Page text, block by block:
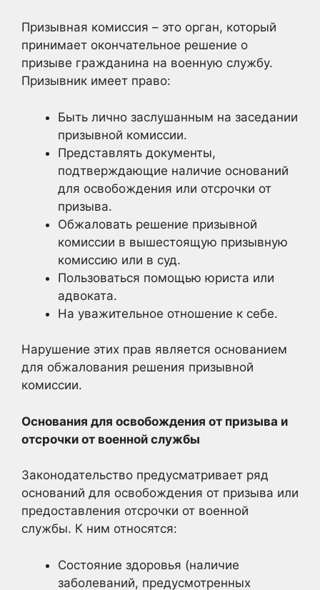
Призывная комиссия – это орган, который
принимает окончательное решение о
призыве гражданина на военную службу.
Призывник имеет право:
Быть лично заслушанным на заседании
призывной комиссии.
Представлять документы,
подтверждающие наличие оснований
для освобождения или отсрочки от
призыва.
Обжаловать решение призывной
комиссии в вышестоящую призывную
комиссию или в суд.
Пользоваться помощью юриста или
адвоката.
На уважительное отношение к себе.
Нарушение этих прав является основанием
для обжалования решения призывной
комиссии.
Основания для освобождения от призыва и
отсрочки от военной службы
Законодательство предусматривает ряд
оснований для освобождения от призыва или
предоставления отсрочки от военной
службы. К ним относятся:
Состояние здоровья (наличие
заболеваний, предусмотренных